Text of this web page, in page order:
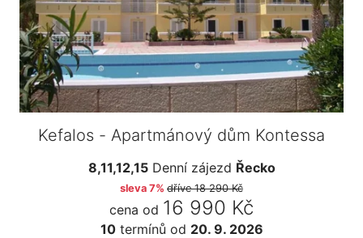
Kefalos - Apartmánový dům Kontessa
8,11,12,15Denní zájezd Řecko
sleva 7% dříve18 290 Kč
cena od 16 990 Kč
10termínů od 20. 9. 2026